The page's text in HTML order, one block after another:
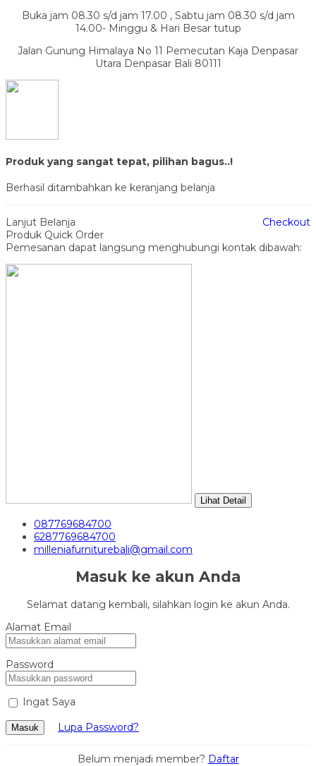
Buka jam 08.30 s/d jam 17.00 , Sabtu jam 08.30 s/d jam
14.00- Minggu & Hari Besar tutup
Jalan Gunung Himalaya No 11 Pemecutan Kaja Denpasar
Utara Denpasar Bali 80111
Produk yang sangat tepat, pilihan bagus..!
Berhasil ditambahkan ke keranjang belanja
Lanjut Belanja
Checkout
Produk Quick Order
Pemesanan dapat langsung menghubungi kontak dibawah:
Lihat Detail
087769684700
6287769684700
milleniafurniturebali@gmail.com
Masuk ke akun Anda
Selamat datang kembali, silahkan login ke akun Anda.
Alamat Email
Password
Ingat Saya
Masuk Lupa Password?
Belum menjadi member? Daftar